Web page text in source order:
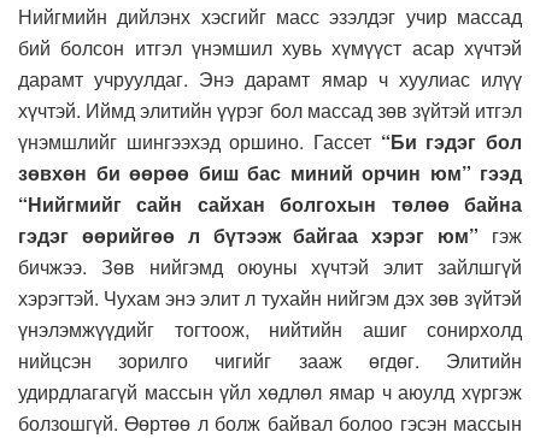
Нийгмийн дийлэнх хэсгийг масс эзэлдэг учир массад
бий болсон итгэл үнэмшил хувь хүмүүст асар хүчтэй
дарамт учруулдаг. Энэ дарамт ямар ч хуулиас илүү
хүчтэй. Иймд элитийн үүрэг бол массад зөв зүйтэй итгэл
үнэмшлийг шингээхэд оршино. Гассет “Би гэдэг бол
зөвхөн би өөрөө биш бас миний орчин юм” гээд
“Нийгмийг сайн сайхан болгохын төлөө байна
гэдэг өөрийгөө л бүтээж байгаа хэрэг юм” гэж
бичжээ. Зөв нийгэмд оюуны хүчтэй элит зайлшгүй
хэрэгтэй. Чухам энэ элит л тухайн нийгэм дэх зөв зүйтэй
үнэлэмжүүдийг тогтоож, нийтийн ашиг сонирхолд
нийцсэн зорилго чигийг зааж өгдөг. Элитийн
удирдлагагүй массын үйл хөдлөл ямар ч аюулд хүргэж
болзошгүй. Өөртөө л болж байвал болоо гэсэн массын